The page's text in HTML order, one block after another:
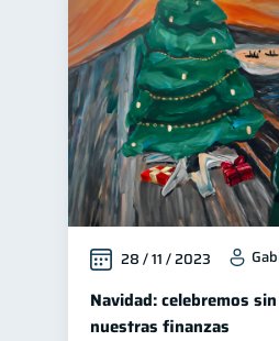
28 / 11 / 2023
Navidad: celebremos
nuestras finanzas